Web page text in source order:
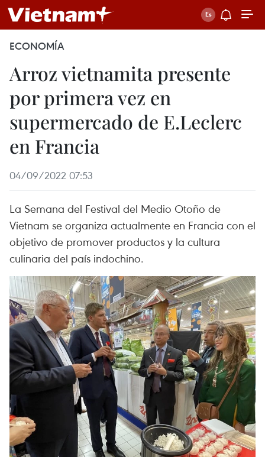
ECONOMÍA
Arroz vietnamita presente
por primera vez en
supermercado de E.Leclerc
en Francia
04/09/2022 07:53
La Semana del Festival del Medio Otoño de
Vietnam se organiza actualmente en Francia con el
objetivo de promover productos y la cultura
culinaria del país indochino.